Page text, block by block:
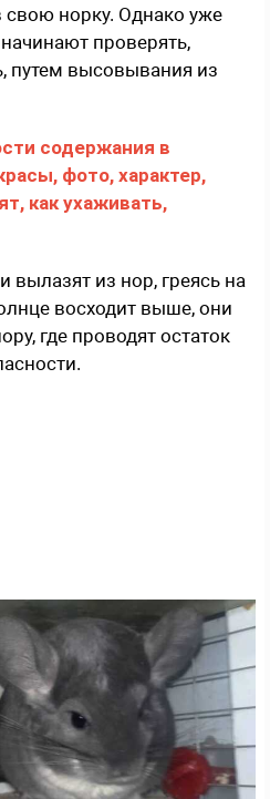
свою норку. Однако уже
проверять,
путем высовывания из
из нор, греясь на
восходит выше, они
где проводят остаток